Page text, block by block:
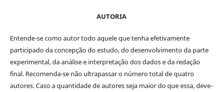
AUTORIA
Entende-se como autor todo aquele que tenha efetivamente
participado da concepção do estudo, do desenvolvimento da parte
experimental, da análise e interpretação dos dados e da redação
final. Recomenda-se não ultrapassar o número total de quatro
autores. Caso a quantidade de autores seja maior do que essa, deve-